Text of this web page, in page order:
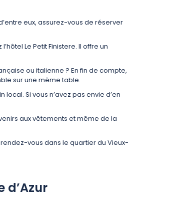
eux, assurez-vous de réserver
Le Petit Finistere. Il offre un
ou italienne ? En fin de compte,
sur une même table.
Si vous n’avez pas envie d’en
aux vêtements et même de la
vous dans le quartier du Vieux-
d’Azur